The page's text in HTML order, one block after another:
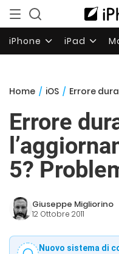
iPhone iPad
Home / iOS / Errore durante
Errore
5?
Giuseppe Migliorino
12 Ottobre 2011
Nuovo sistema di